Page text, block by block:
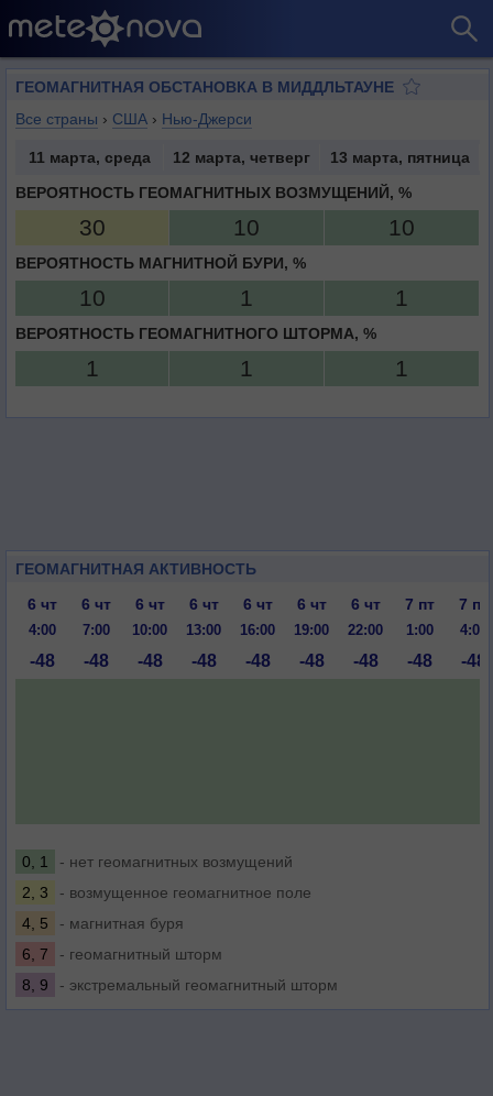
ГЕОМАГНИТНАЯ ОБСТАНОВКА В МИДДЛЬТАУНЕ
Все страны › США › Нью-Джерси
11 марта, среда 12 марта, четверг
13 марта, пятница
ВЕРОЯТНОСТЬ ГЕОМАГНИТНЫХ ВОЗМУЩЕНИЙ, %
30 10 10
ВЕРОЯТНОСТЬ МАГНИТНОЙ БУРИ, %
10 1 1
ВЕРОЯТНОСТЬ ГЕОМАГНИТНОГО ШТОРМА, %
1 1 1
ГЕОМАГНИТНАЯ АКТИВНОСТЬ
6 чт
6 чт 6 чт 6 чт 6 чт 6 чт 6 чт 7 пт 7 пт
4:00 7:00 10:00 13:00 16:00 19:00 22:00 1:00 4:00
-48 -48 -48 -48 -48 -48 -48 -48 -48
0, 1
- нет геомагнитных возмущений
2, 3
- возмущенное геомагнитное поле
4, 5
- магнитная буря
6, 7
- геомагнитный шторм
8, 9
- экстремальный геомагнитный шторм